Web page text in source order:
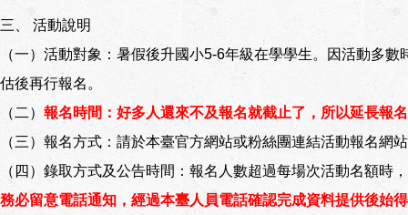
三、 活動說明
（一）活動對象：暑假後升國小5-6年級在學學生。因活動多
估後再行報名。
（二） 報名時間：好多人還來不及報名就截止了，所以延長報
（三）報名方式：請於本臺官方網站或粉絲團連結活動報名網
（四）錄取方式及公告時間：報名人數超過每場次活動名額
務必留意電話通知，經過本臺人員電話確認完成資料提供後始